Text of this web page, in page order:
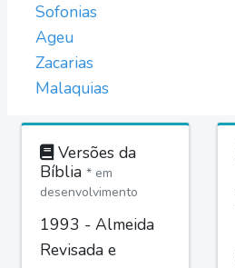
Sofonias
Ageu
Zacarias
Malaquias
Versões da
Bíblia * em
desenvolvimento
1993 - Almeida
Revisada e